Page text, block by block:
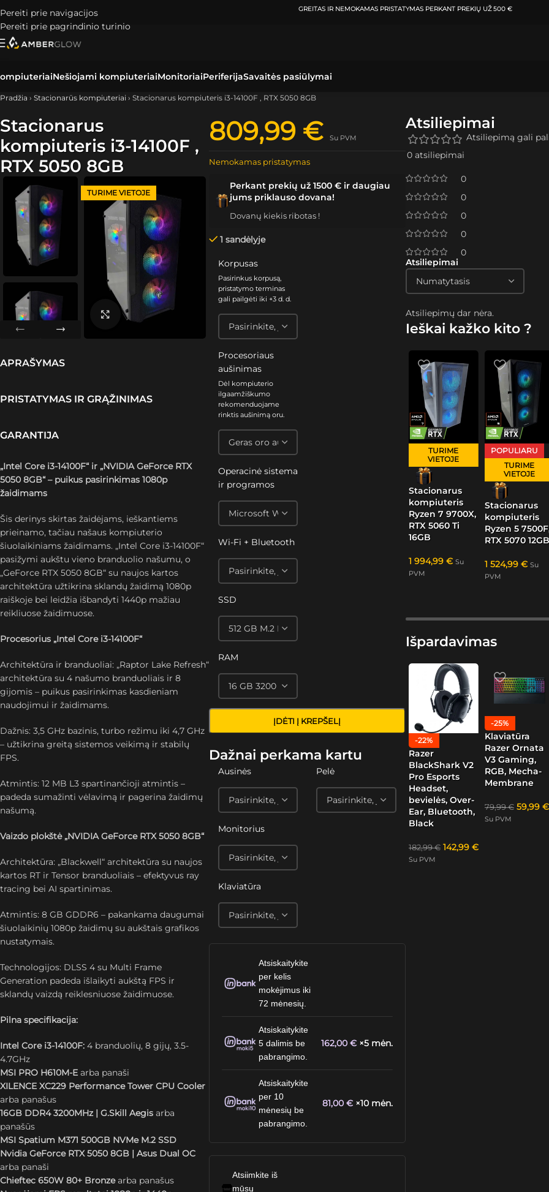
Pereiti prie navigacijos
Pereiti prie pagrindinio turinio
ATSIIMKITE UŽSAKYMĄKLAIPĖDOJE IR VILNIUJEPER0-3 DARBO DIENAS.
Nešiojami kompiuteriaiMonitoriaiPeriferijaSavaitės pasiūlymai
Pradžia › Stacionarūs kompiuteriai › Stacionarus kompiuteris i3-14100F , RTX 5050 8GB
Stacionarus
kompiuteris i3-14100F ,
RTX 5050 8GB
TURIME VIETOJE
Spustelėkite, kad padidintumėte
APRAŠYMAS
PRISTATYMAS IR GRĄŽINIMAS
GARANTIJA
„Intel Core i3-14100F“ ir „NVIDIA GeForce RTX
5050 8GB“ – puikus pasirinkimas 1080p
žaidimams
Šis derinys skirtas žaidėjams, ieškantiems
prieinamo, tačiau našaus kompiuterio
šiuolaikiniams žaidimams. „Intel Core i3-14100F“
pasižymi aukštu vieno branduolio našumu, o
„GeForce RTX 5050 8GB“ su naujos kartos
architektūra užtikrina sklandų žaidimą 1080p
raiškoje bei leidžia išbandyti 1440p mažiau
reikliuose žaidimuose.
Procesorius „Intel Core i3-14100F“
Architektūra ir branduoliai: „Raptor Lake Refresh“
architektūra su 4 našumo branduoliais ir 8
gijomis – puikus pasirinkimas kasdieniam
naudojimui ir žaidimams.
Dažnis: 3,5 GHz bazinis, turbo režimu iki 4,7 GHz
– užtikrina greitą sistemos veikimą ir stabilų
FPS.
Atmintis: 12 MB L3 spartinančioji atmintis –
padeda sumažinti vėlavimą ir pagerina žaidimų
našumą.
Vaizdo plokštė „NVIDIA GeForce RTX 5050 8GB“
Architektūra: „Blackwell“ architektūra su naujos
kartos RT ir Tensor branduoliais – efektyvus ray
tracing bei AI spartinimas.
Atmintis: 8 GB GDDR6 – pakankama daugumai
šiuolaikinių 1080p žaidimų su aukštais grafikos
nustatymais.
Technologijos: DLSS 4 su Multi Frame
Generation padeda išlaikyti aukštą FPS ir
sklandų vaizdą reiklesniuose žaidimuose.
Pilna specifikacija:
Intel Core i3-14100F: 4 branduolių, 8 gijų, 3.5-
4.7GHz
MSI PRO H610M-E arba panaši
XILENCE XC229 Performance Tower CPU Cooler
arba panašus
16GB DDR4 3200MHz | G.Skill Aegis arba
panašūs
MSI Spatium M371 500GB NVMe M.2 SSD
Nvidia GeForce RTX 5050 8GB | Asus Dual OC
arba panaši
Chieftec 650W 80+ Bronzearba panašus
809,99 € Su PVM
Nemokamas pristatymas
Perkant prekių už 1500 € ir daugiau
jums priklauso dovana!
Dovanų kiekis ribotas !
1 sandėlyje
Korpusas
Pasirinkus korpusą,
pristatymo terminas
gali pailgėti iki +3 d. d.
Procesoriaus
aušinimas
Dėl kompiuterio
ilgaamžiškumo
rekomenduojame
rinktis aušinimą oru.
Operacinė sistema
ir programos
Wi-Fi + Bluetooth
SSD
RAM
ĮDĖTI Į KREPŠELĮ
Dažnai perkama kartu
Ausinės Pelė
Monitorius
Klaviatūra
Atsiskaitykite
per kelis
mokėjimus iki
72 mėnesių.
Atsiskaitykite
5 dalimis be
pabrangimo.
162,00 € ×5 mėn.
Atsiskaitykite
per 10
mėnesių be
pabrangimo.
81,00 € ×10 mėn.
Atsiimkite iš
mūsų
Atsiliepimai
0 atsiliepimai
0
0
0
0
0
Atsiliepimai
Atsiliepimų dar nėra.
Atsiliepimą gali
Ieškai kažko kito ?
TURIME
VIETOJE
Stacionarus
kompiuteris
Ryzen 7 9700X,
RTX 5060 Ti
16GB
1 994,99 € Su
PVM
POPULIARU
TURIME
VIETOJE
Stacionarus
kompiuteris
Ryzen 5
RTX 5070 12GB
1 524,99 € Su
PVM
Išpardavimas
-22%
Razer
BlackShark V2
Pro Esports
Headset,
bevielės, Over-
Ear, Bluetooth,
Black
182,99€ 142,99 €
Su PVM
-25%
Klaviatūra
Razer Ornata
V3 Gaming,
RGB, Mecha-
Membrane
79,99€ 59,99 €
Su PVM